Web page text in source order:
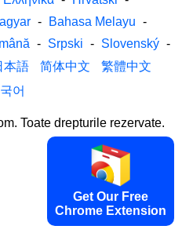
- Bahasa Melayu -
- Srpski - Slovenský -
本語 简体中文
繁體中文
어
Toate drepturile rezervate.
Get Our Free
Chrome Extension